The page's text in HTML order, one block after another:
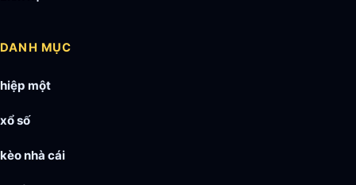
DANH MỤC
hiệp một
xổ số
kèo nhà cái